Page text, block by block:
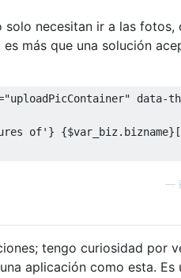
necesitan ir a las fotos,
más que una solución
"uploadPicContainer" data-
of'}
—
tengo curiosidad por
aplicación como esta. Es